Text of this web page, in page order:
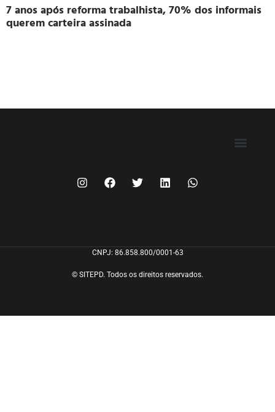
7 anos após reforma trabalhista, 70% dos informais
querem carteira assinada
CNPJ: 86.858.800/0001-63
© SITEPD. Todos os direitos reservados.